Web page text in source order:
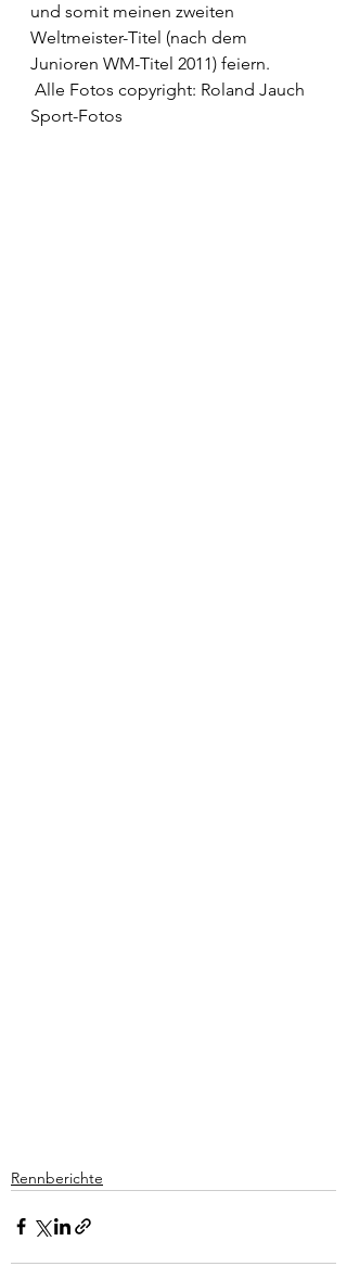
und somit meinen zweiten
Weltmeister-Titel (nach dem
Junioren WM-Titel 2011) feiern.
Alle Fotos copyright: Roland Jauch
Sport-Fotos
Rennberichte